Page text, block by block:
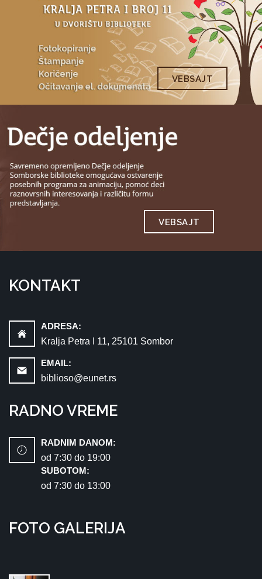
VEBSAJT
VEBSAJT
KONTAKT
ADRESA:
Kralja Petra I 11, 25101 Sombor
EMAIL:
biblioso@eunet.rs
RADNO VREME
RADNIM DANOM:
od 7:30 dо 19:00
SUBOTOM:
od 7:30 dо 13:00
FOTO GALERIJA